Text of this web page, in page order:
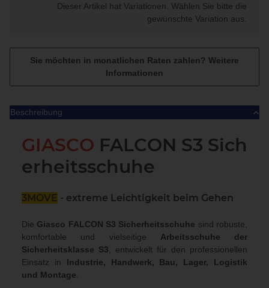
Dieser Artikel hat Variationen. Wählen Sie bitte die
gewünschte Variation aus.
Sie möchten in monatlichen Raten zahlen? Weitere
Informationen
Beschreibung
GIASCO FALCON S3 Sich
erheitsschuhe
3MOVE - extreme Leichtigkeit beim Gehen
Die Giasco FALCON S3 Sicherheitsschuhe sind robuste,
komfortable und vielseitige Arbeitsschuhe der
Sicherheitsklasse S3 , entwickelt für den professionellen
Einsatz in Industrie, Handwerk, Bau, Lager, Logistik
und Montage